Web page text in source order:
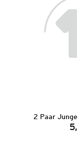
2 Paar